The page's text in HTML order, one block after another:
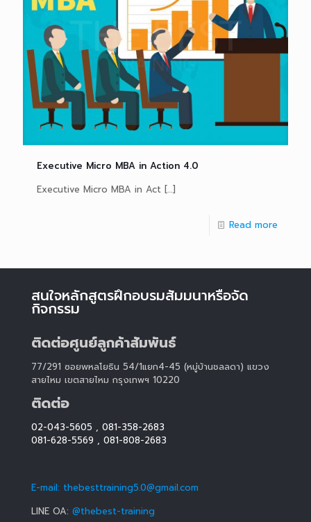
Executive Micro MBA in Action 4.0
Executive Micro MBA in Act […]
Read more
สนใจหลักสูตรฝึกอบรมสัมมนาหรือจัด
กิจกรรม
ติดต่อศูนย์ลูกค้าสัมพันธ์
77/291 ซอยพหลโยธิน 54/1แยก4-45 (หมู่บ้านชลลดา) แขวง
สายไหม เขตสายไหม กรุงเทพฯ 10220
ติดต่อ
02-043-5605 , 081-358-2683
081-628-5569 , 081-808-2683
E-mail: thebesttraining5.0@gmail.com
LINE OA: @thebest-training